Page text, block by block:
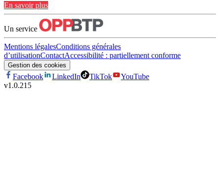
En savoir plus
Un service
Mentions légalesConditions générales
d’utilisationContactAccessibilité : partiellement conforme
Gestion des cookies
Facebook LinkedIn TikTok
YouTube
v1.0.215